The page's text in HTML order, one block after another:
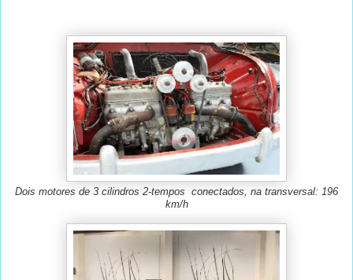
Dois motores de 3 cilindros 2-tempos conectados, na transversal: 196
km/h